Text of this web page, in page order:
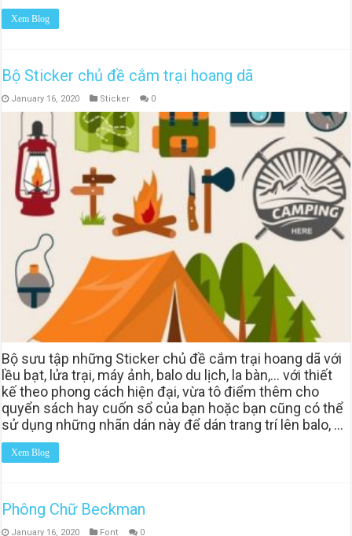
Xem Blog
Bộ Sticker chủ đề cắm trại hoang dã
January 16, 2020 Sticker 0
Bộ sưu tập những Sticker chủ đề cắm trại hoang dã với
lều bạt, lửa trại, máy ảnh, balo du lịch, la bàn,… với thiết
kế theo phong cách hiện đại, vừa tô điểm thêm cho
quyển sách hay cuốn sổ của bạn hoặc bạn cũng có thể
sử dụng những nhãn dán này để dán trang trí lên balo, …
Xem Blog
Phông Chữ Beckman
January 16, 2020 Font 0